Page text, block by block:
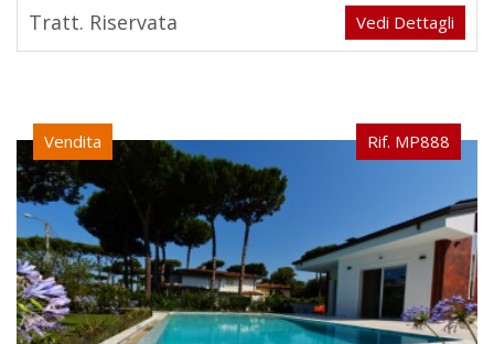
Tratt. Riservata Vedi Dettagli
Vendita Rif. MP888